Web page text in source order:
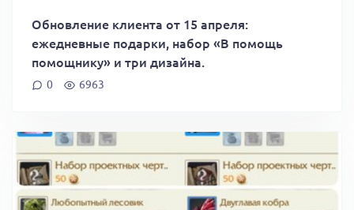
Обновление клиента от 15 апреля:
ежедневные подарки, набор «В помощь
помощнику» и три дизайна.
0 6963